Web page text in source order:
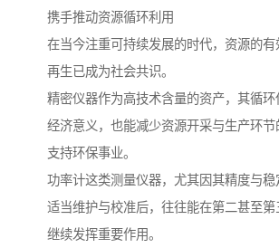
携手推动资源循环利用
在当今注重可持续发展的时代，资源的
再生已成为社会共识。
精密仪器作为高技术含量的资产，其循
经济意义，也能减少资源开采与生产环
支持环保事业。
功率计这类测量仪器，尤其因其精度与稳
适当维护与校准后，往往能在第二甚至第
继续发挥重要作用。